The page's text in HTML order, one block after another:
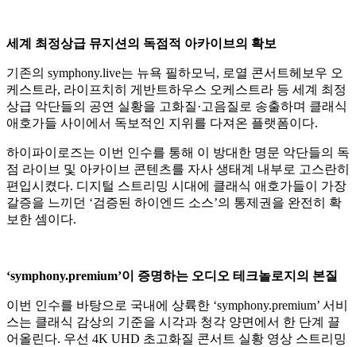
세계 최정상급 뮤지션의 독점적 아카이브의 확보
기존의 symphony.live는 뉴욕 필하모닉, 로열 콘서트헤보우 오
케스트라, 라이프치히 게반트하우스 오케스트라 등 세계 최정
상급 악단들의 공연 실황을 고화질·고음질로 송출하며 클래식
애호가들 사이에서 독보적인 지위를 다져온 플랫폼이다.
하이파이로즈는 이번 인수를 통해 이 방대한 명문 악단들의 독
점 라이브 및 아카이브 콘텐츠를 자사 생태계 내부로 고스란히
편입시켰다. 디지털 스트리밍 시대에 클래식 애호가들이 가장
갈증을 느끼던 ‘검증된 하이엔드 소스’의 통제권을 완전히 확
보한 셈이다.
‘symphony.premium’이 증명하는 오디오 테크놀로지의 본질
이번 인수를 바탕으로 국내에 상륙한 ‘symphony.premium’ 서비
스는 클래식 감상의 기준을 시각과 청각 양면에서 한 단계 끌
어올린다. 우선 4K UHD 초고화질 콘서트 실황 영상 스트리밍